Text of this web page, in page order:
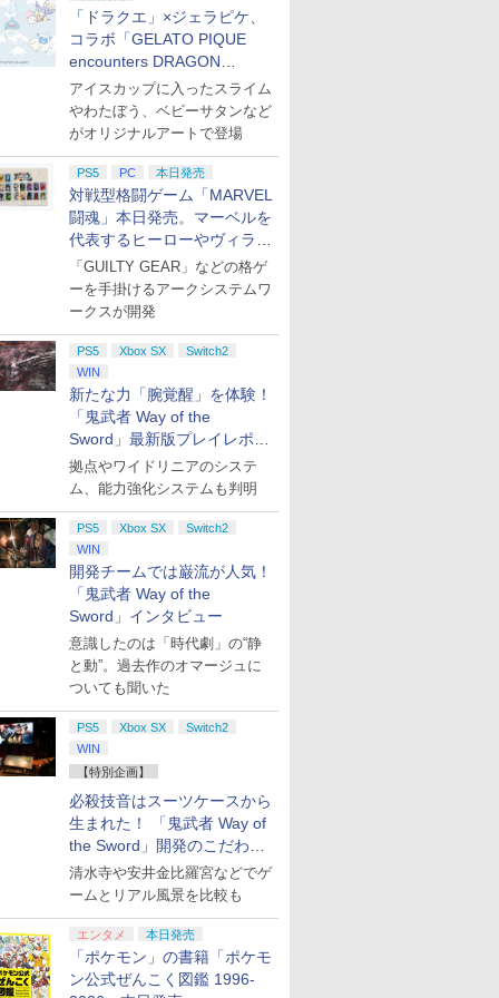
「ドラクエ」×ジェラピケ、
コラボ「GELATO PIQUE
encounters DRAGON
QUEST」第2弾が本日発売
アイスカップに入ったスライム
やわたぼう、ベビーサタンなど
がオリジナルアートで登場
PS5 PC 本日発売
対戦型格闘ゲーム「MARVEL
闘魂」本日発売。マーベルを
代表するヒーローやヴィラン
たちが登場
「GUILTY GEAR」などの格ゲ
ーを手掛けるアークシステムワ
ークスが開発
PS5 Xbox SX
Switch2
WIN
新たな力「腕覚醒」を体験！
「鬼武者 Way of the
Sword」最新版プレイレポー
ト
拠点やワイドリニアのシステ
ム、能力強化システムも判明
PS5 Xbox SX
Switch2
WIN
開発チームでは巌流が人気！
「鬼武者 Way of the
Sword」インタビュー
意識したのは「時代劇」の“静
と動”。過去作のオマージュに
ついても聞いた
PS5 Xbox SX
Switch2
WIN
【特別企画】
必殺技音はスーツケースから
生まれた！ 「鬼武者 Way of
the Sword」開発のこだわり
を目撃！
清水寺や安井金比羅宮などでゲ
ームとリアル風景を比較も
エンタメ 本日発売
「ポケモン」の書籍「ポケモ
ン公式ぜんこく図鑑 1996-